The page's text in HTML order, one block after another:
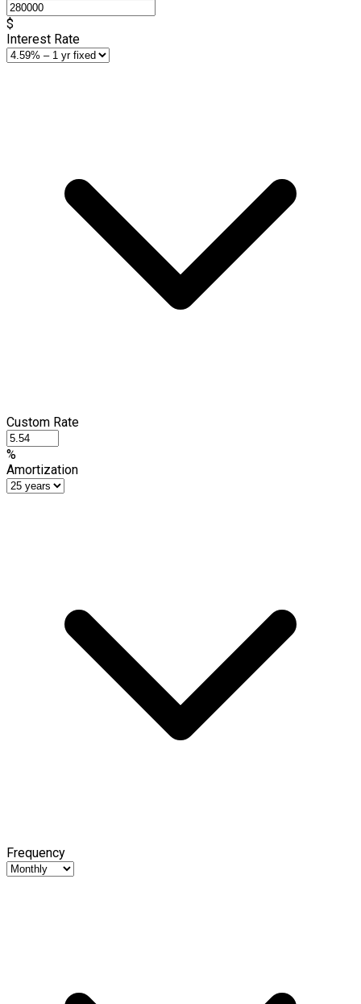
$
Interest Rate
Custom Rate
%
Amortization
Frequency